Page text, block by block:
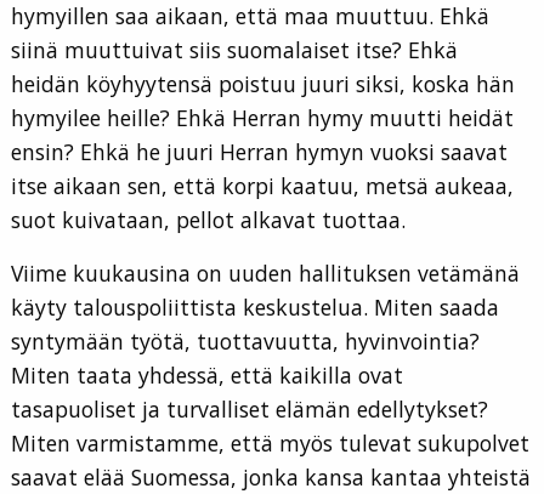
hymyillen saa aikaan, että maa muuttuu. Ehkä
siinä muuttuivat siis suomalaiset itse? Ehkä
heidän köyhyytensä poistuu juuri siksi, koska hän
hymyilee heille? Ehkä Herran hymy muutti heidät
ensin? Ehkä he juuri Herran hymyn vuoksi saavat
itse aikaan sen, että korpi kaatuu, metsä aukeaa,
suot kuivataan, pellot alkavat tuottaa.
Viime kuukausina on uuden hallituksen vetämänä
käyty talouspoliittista keskustelua. Miten saada
syntymään työtä, tuottavuutta, hyvinvointia?
Miten taata yhdessä, että kaikilla ovat
tasapuoliset ja turvalliset elämän edellytykset?
Miten varmistamme, että myös tulevat sukupolvet
saavat elää Suomessa, jonka kansa kantaa yhteistä